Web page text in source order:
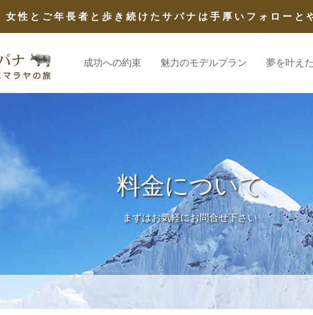
性とご年長者と歩き続けたサパナは手厚いフォローと
成功への約束 魅力のモデルプラン 夢を叶え
料金について
まずはお気軽にお問合せ下さい